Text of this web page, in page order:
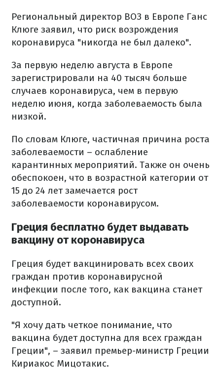
Региональный директор ВОЗ в Европе Ганс
Клюге заявил, что риск возрождения
коронавируса "никогда не был далеко".
За первую неделю августа в Европе
зарегистрировали на 40 тысяч больше
случаев коронавируса, чем в первую
неделю июня, когда заболеваемость была
низкой.
По словам Клюге, частичная причина роста
заболеваемости – ослабление
карантинных мероприятий. Также он очень
обеспокоен, что в возрастной категории от
15 до 24 лет замечается рост
заболеваемости коронавирусом.
Греция бесплатно будет выдавать
вакцину от коронавируса
Греция будет вакцинировать всех своих
граждан против коронавирусной
инфекции после того, как вакцина станет
доступной.
"Я хочу дать четкое понимание, что
вакцина будет доступна для всех граждан
Греции", – заявил премьер-министр Греции
Кириакос Мицотакис.